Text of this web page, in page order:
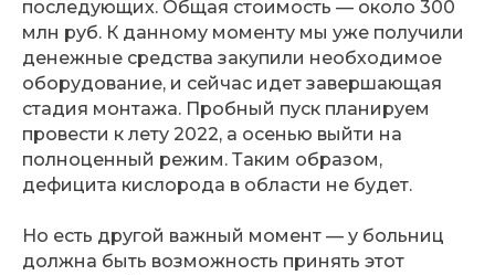
последующих. Общая стоимость — около 300
млн руб. К данному моменту мы уже получили
денежные средства закупили необходимое
оборудование, и сейчас идет завершающая
стадия монтажа. Пробный пуск планируем
провести к лету 2022, а осенью выйти на
полноценный режим. Таким образом,
дефицита кислорода в области не будет.
Но есть другой важный момент — у больниц
должна быть возможность принять этот